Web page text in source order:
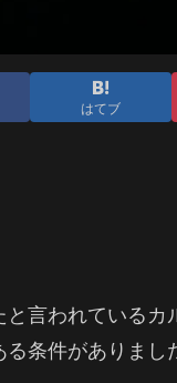
はてブ
言われている
条件がありまし